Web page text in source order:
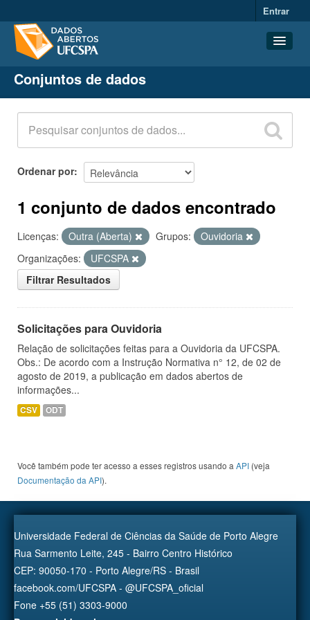
Entrar
Conjuntos de dados
Organizações
Grupos
Sobre
Conjuntos de dados
Ordenar por
1 conjunto de dados encontrado
Licenças: Outra (Aberta) Grupos:
Ouvidoria
Organizações:
UFCSPA
Filtrar Resultados
Solicitações para Ouvidoria
Relação de solicitações feitas para a Ouvidoria da UFCSPA.
Obs.: De acordo com a Instrução Normativa n° 12, de 02 de
agosto de 2019, a publicação em dados abertos de
informações...
CSV ODT
Você também pode ter acesso a esses registros usando a API (veja
Documentação da API).
Universidade Federal de Ciências da Saúde de Porto Alegre
Rua Sarmento Leite, 245 - Bairro Centro Histórico
CEP: 90050-170 - Porto Alegre/RS - Brasil
facebook.com/UFCSPA - @UFCSPA_oficial
Fone +55 (51) 3303-9000